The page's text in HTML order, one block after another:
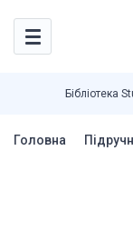
Бібліотека
Головна